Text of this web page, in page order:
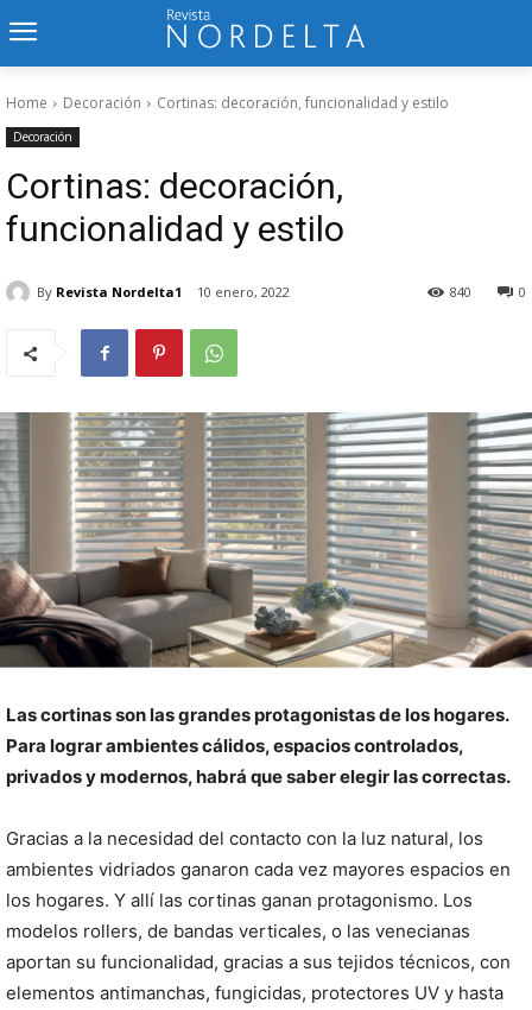
Home Decoración Cortinas: decoración, funcionalidad y estilo
Decoración
Cortinas: decoración,
funcionalidad y estilo
By Revista Nordelta1 10 enero, 2022 0
840
Las cortinas son las grandes protagonistas de los hogares.
Para lograr ambientes cálidos, espacios controlados,
privados y modernos, habrá que saber elegir las correctas.
Gracias a la necesidad del contacto con la luz natural, los
ambientes vidriados ganaron cada vez mayores espacios en
los hogares. Y allí las cortinas ganan protagonismo. Los
modelos rollers, de bandas verticales, o las venecianas
aportan su funcionalidad, gracias a sus tejidos técnicos, con
elementos antimanchas, fungicidas, protectores UV y hasta